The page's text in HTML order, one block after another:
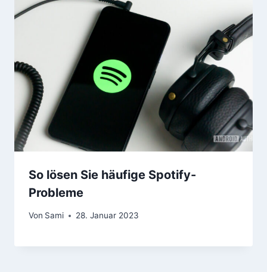
So lösen Sie häufige Spotify-
Probleme
Von Sami 28. Januar 2023